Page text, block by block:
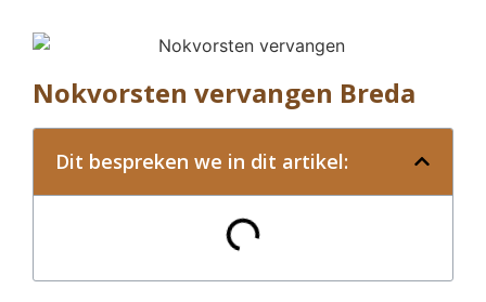
Nokvorsten vervangen Breda
Dit bespreken we in dit artikel: